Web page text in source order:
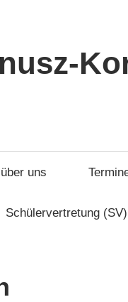
uns
Schülervertretung (SV)